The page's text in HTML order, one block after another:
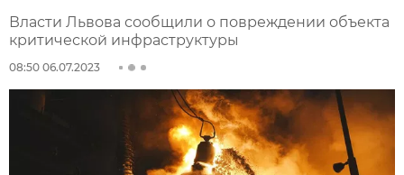
Власти Львова сообщили о повреждении объекта
критической инфраструктуры
08:50 06.07.2023